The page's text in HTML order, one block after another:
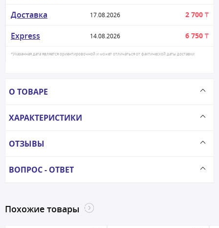
Доставка 17.08.2026 2 700 ₸
Express 14.08.2026 6 750 ₸
*Указанная дата является ориентировочной и может отличаться от фактической даты доставки
О ТОВАРЕ
ХАРАКТЕРИСТИКИ
ОТЗЫВЫ
ВОПРОС - ОТВЕТ
Похожие товары